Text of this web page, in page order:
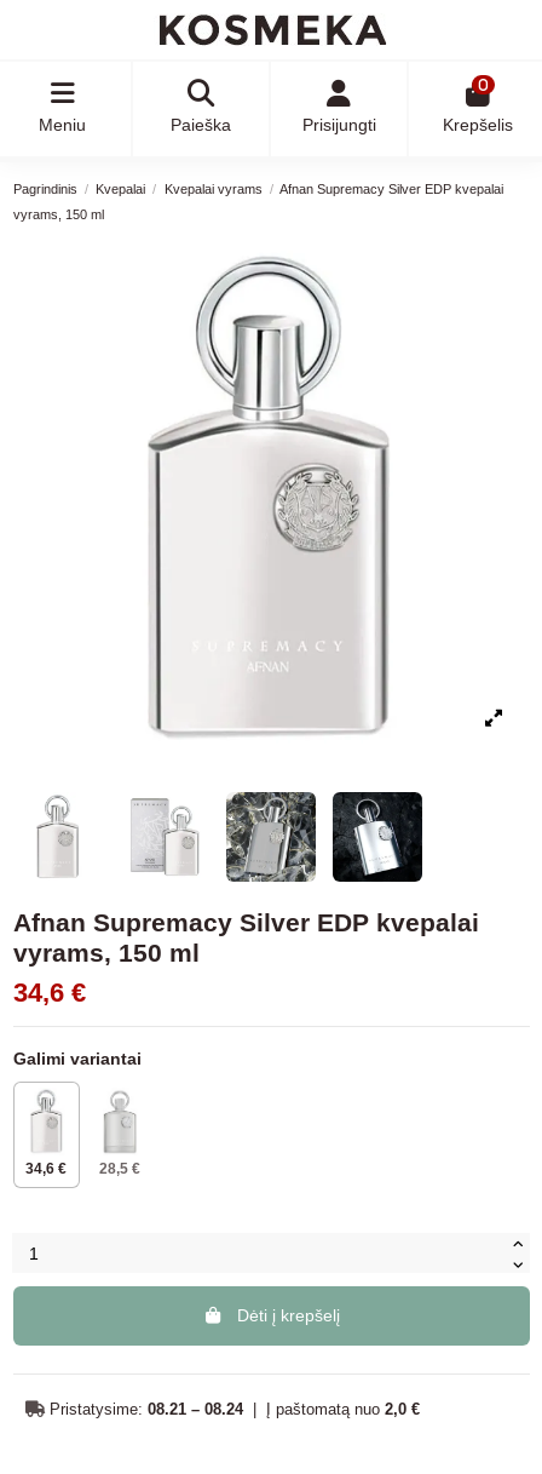
Meniu Paieška Prisijungti
0
Krepšelis
Pagrindinis Kvepalai Kvepalai vyrams
Afnan Supremacy Silver EDP kvepalai
vyrams, 150 ml
Afnan Supremacy Silver EDP kvepalai
vyrams, 150 ml
34,6 €
Galimi variantai
34,6 € 28,5 €
Dėti į krepšelį
Pristatysime: 08.21 – 08.24 | Į paštomatą nuo 2,0 €